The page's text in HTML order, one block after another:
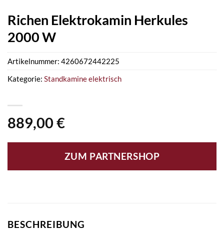
Richen Elektrokamin Herkules
2000 W
889,00 €
ZUM PARTNERSHOP
Artikelnummer: 4260672442225
Kategorie: Standkamine elektrisch
BESCHREIBUNG